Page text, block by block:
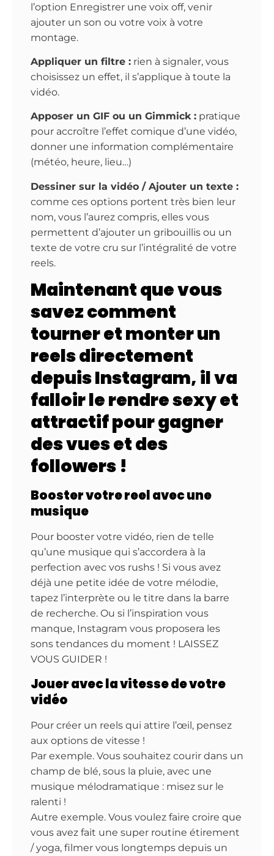
l’option Enregistrer une voix off, venir
ajouter un son ou votre voix à votre
montage.
Appliquer un filtre : rien à signaler, vous
choisissez un effet, il s’applique à toute la
vidéo.
Apposer un GIF ou un Gimmick : pratique
pour accroître l’effet comique d’une vidéo,
donner une information complémentaire
(météo, heure, lieu…)
Dessiner sur la vidéo / Ajouter un texte :
comme ces options portent très bien leur
nom, vous l’aurez compris, elles vous
permettent d’ajouter un gribouillis ou un
texte de votre cru sur l’intégralité de votre
reels.
Maintenant que vous
savez comment
tourner et monter un
reels directement
depuis Instagram, il va
falloir le rendre sexy et
attractif pour gagner
des vues et des
followers !
Booster votre reel avec une
musique
Pour booster votre vidéo, rien de telle
qu’une musique qui s’accordera à la
perfection avec vos rushs ! Si vous avez
déjà une petite idée de votre mélodie,
tapez l’interprète ou le titre dans la barre
de recherche. Ou si l’inspiration vous
manque, Instagram vous proposera les
sons tendances du moment ! LAISSEZ
VOUS GUIDER !
Jouer avec la vitesse de votre
vidéo
Pour créer un reels qui attire l’œil, pensez
aux options de vitesse !
Par exemple. Vous souhaitez courir dans un
champ de blé, sous la pluie, avec une
musique mélodramatique : misez sur le
ralenti !
Autre exemple. Vous voulez faire croire que
vous avez fait une super routine étirement
/ yoga, filmer vous longtemps depuis un